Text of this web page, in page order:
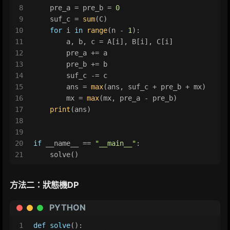
8
9
10
11
12
13
14
15
16
17
18
19
20
21
    pre_a = pre_b =
0
    suf_c =
sum(C)
for i in range(n - 1 ):
        a, b, c = A[i], B[i], C[i]
        pre_a += a
        pre_b += b
        suf_c -= c
        ans =
max(ans, suf_c + pre_b + mx)
        mx =
max(mx, pre_a - pre_b)
print (ans)
if __name__ == "__main__" :
    solve()
方法二：狀態機DP
PYTHON
1
def solve():